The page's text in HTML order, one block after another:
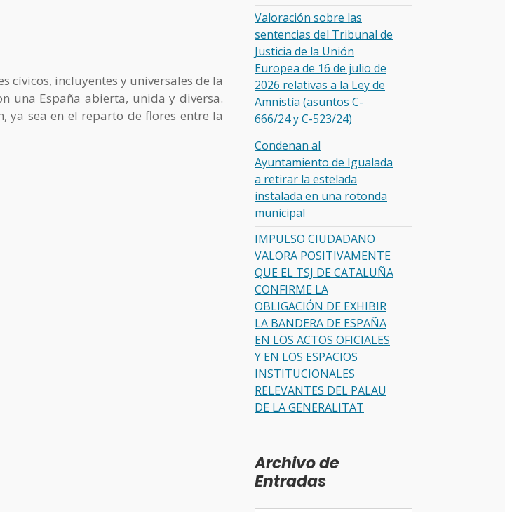
cívicos, incluyentes y universales de la
una España abierta, unida y diversa.
ya sea en el reparto de flores entre la
Valoración sobre las
sentencias del Tribunal de
Justicia de la Unión
Europea de 16 de julio de
2026 relativas a la Ley de
Amnistía (asuntos C-
666/24 y C-523/24)
Condenan al
Ayuntamiento de Igualada
a retirar la estelada
instalada en una rotonda
municipal
IMPULSO CIUDADANO
VALORA POSITIVAMENTE
QUE EL TSJ DE CATALUÑA
CONFIRME LA
OBLIGACIÓN DE EXHIBIR
LA BANDERA DE ESPAÑA
EN LOS ACTOS OFICIALES
Y EN LOS ESPACIOS
INSTITUCIONALES
RELEVANTES DEL PALAU
DE LA GENERALITAT
Archivo de
Entradas